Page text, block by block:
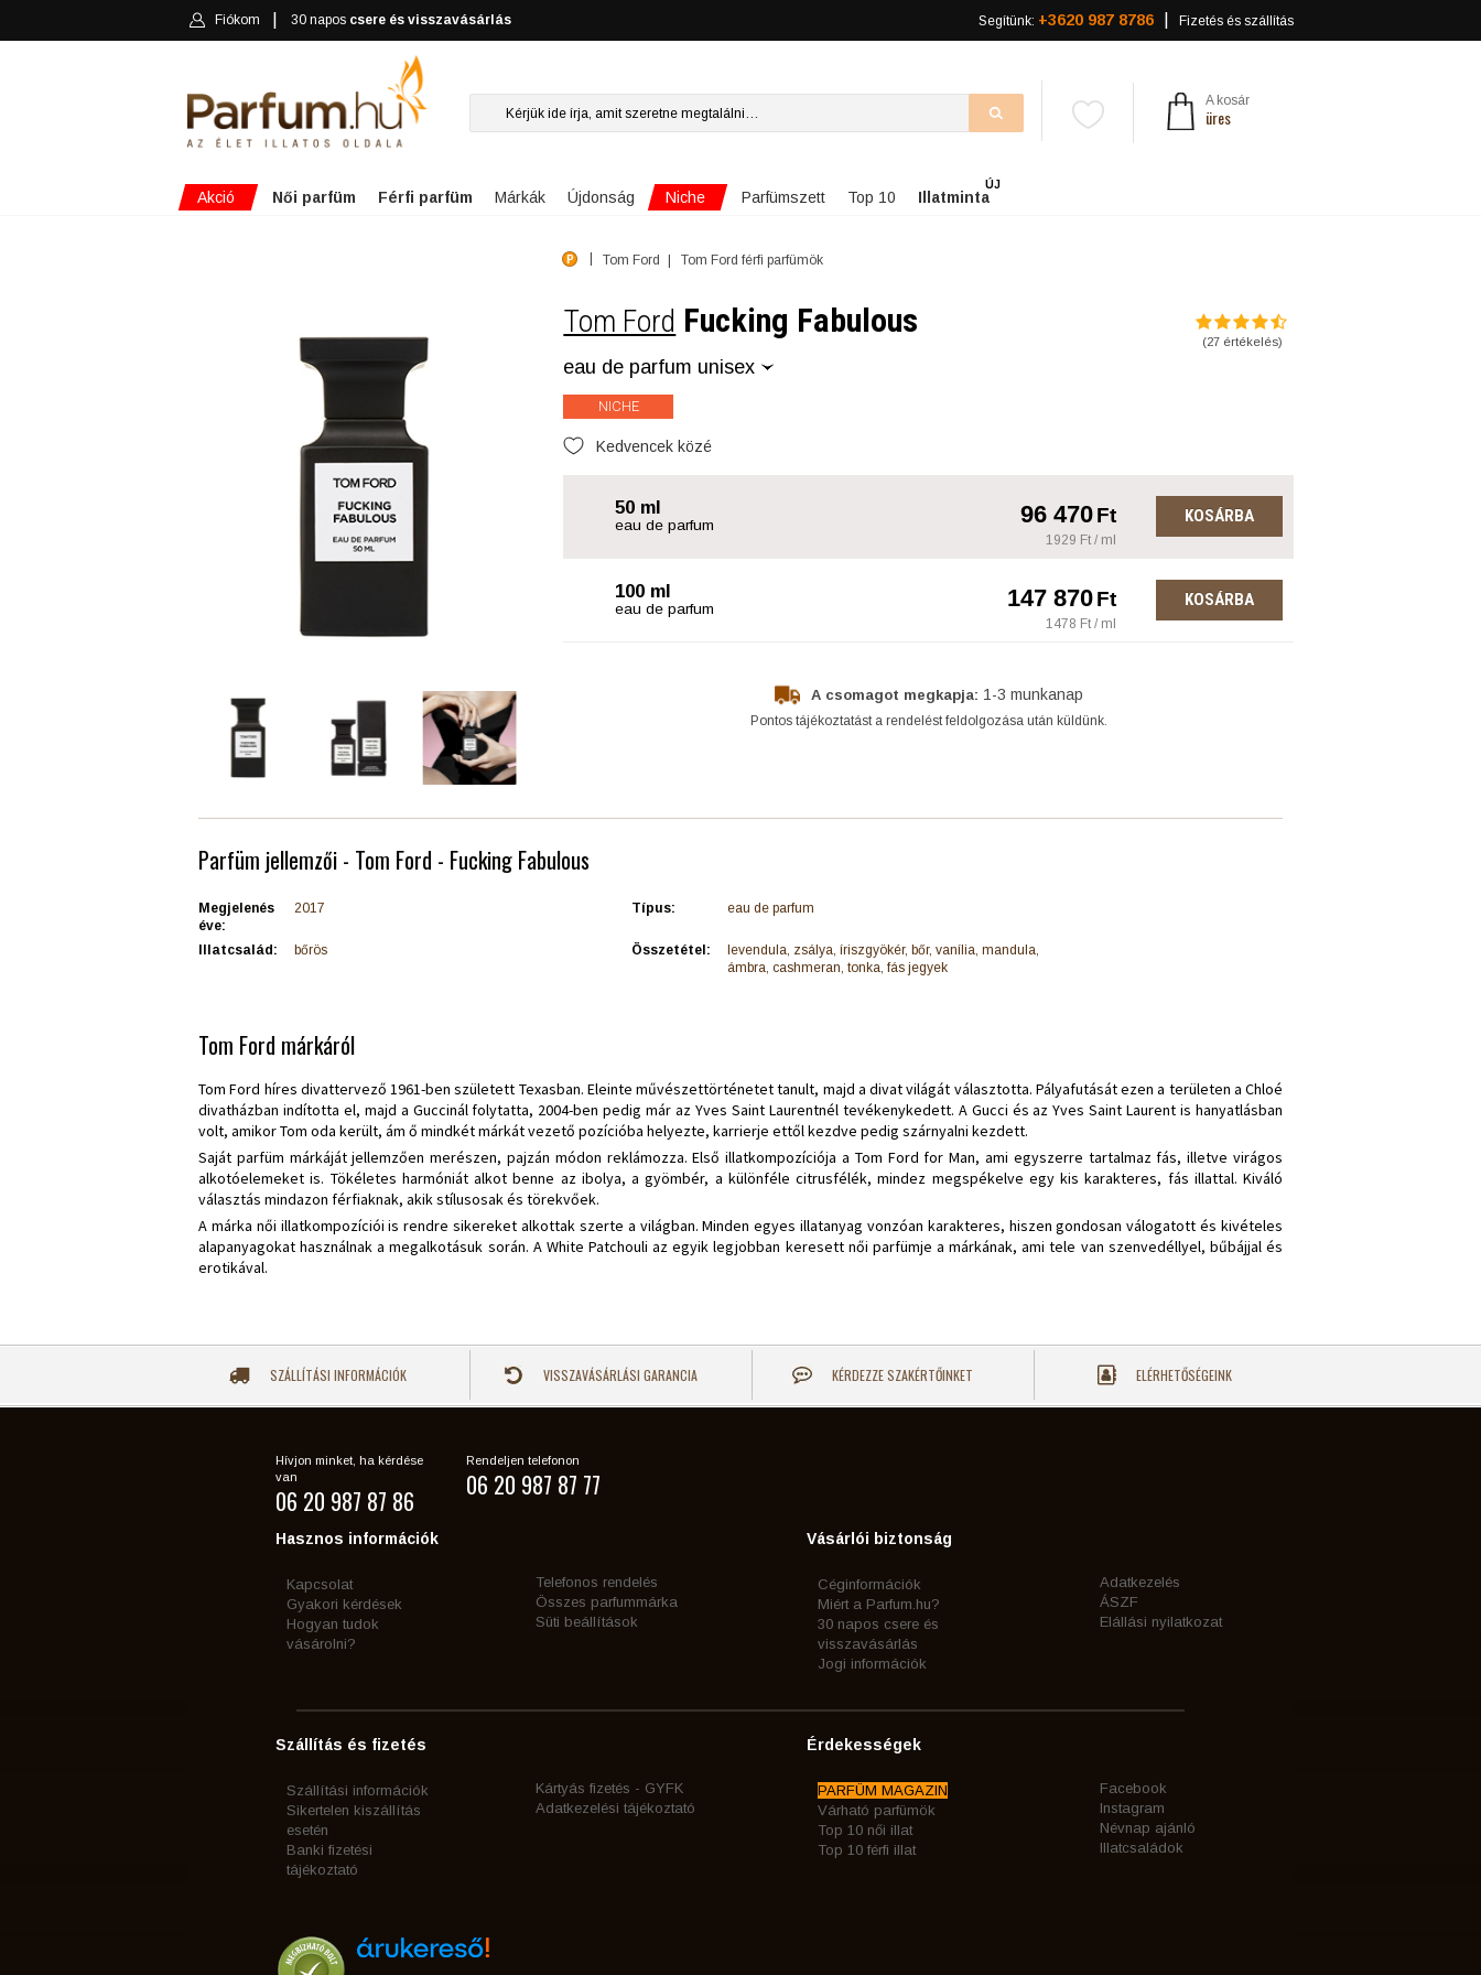
Fiókom 30 napos csere és visszavásárlás Segítünk: +3620 987 8786 Fizetés és szállítás
A kosár
üres
Akció Női parfüm Férfi parfüm Márkák Újdonság Niche Parfümszett Top 10 Illatminta
ÚJ
Tom Ford Tom Ford férfi parfümök
Tom Ford Fucking Fabulous
eau de parfum unisex
NICHE
Kedvencek közé
(27értékelés)
50 ml
eau de parfum 96 470Ft
1929 Ft / ml
KOSÁRBA
100 ml
eau de parfum 147 870Ft
1478 Ft / ml
KOSÁRBA
A csomagot megkapja: 1-3 munkanap
Pontos tájékoztatást a rendelést feldolgozása után küldünk.
Parfüm jellemzői - Tom Ford - Fucking Fabulous
Megjelenés
éve:
2017 Típus: eau de parfum
Illatcsalád: bőrös Összetétel:
levendula, zsálya, íriszgyökér, bőr, vanília, mandula,
ámbra, cashmeran, tonka, fás jegyek
Tom Ford márkáról
Tom Ford híres divattervező 1961-ben született Texasban. Eleinte művészettörténetet tanult, majd a divat világát választotta. Pályafutását ezen a területen a Chloé
divatházban indította el, majd a Guccinál folytatta, 2004-ben pedig már az Yves Saint Laurentnél tevékenykedett. A Gucci és az Yves Saint Laurent is hanyatlásban
volt, amikor Tom oda került, ám ő mindkét márkát vezető pozícióba helyezte, karrierje ettől kezdve pedig szárnyalni kezdett.
Saját parfüm márkáját jellemzően merészen, pajzán módon reklámozza. Első illatkompozíciója a Tom Ford for Man, ami egyszerre tartalmaz fás, illetve virágos
alkotóelemeket is. Tökéletes harmóniát alkot benne az ibolya, a gyömbér, a különféle citrusfélék, mindez megspékelve egy kis karakteres, fás illattal. Kiváló
választás mindazon férfiaknak, akik stílusosak és törekvőek.
A márka női illatkompozíciói is rendre sikereket alkottak szerte a világban. Minden egyes illatanyag vonzóan karakteres, hiszen gondosan válogatott és kivételes
alapanyagokat használnak a megalkotásuk során. A White Patchouli az egyik legjobban keresett női parfümje a márkának, ami tele van szenvedéllyel, bűbájjal és
erotikával.
SZÁLLÍTÁSI INFORMÁCIÓK VISSZAVÁSÁRLÁSI GARANCIA KÉRDEZZE SZAKÉRTŐINKET ELÉRHETŐSÉGEINK
Hívjon minket, ha kérdése
van
06 20 987 87 86
Rendeljen telefonon
06 20 987 87 77
Hasznos információk
Kapcsolat
Gyakori kérdések
Hogyan tudok
vásárolni?
Telefonos rendelés
Összes parfummárka
Süti beállítások
Vásárlói biztonság
Céginformációk
Miért a Parfum.hu?
30 napos csere és
visszavásárlás
Jogi információk
Adatkezelés
ÁSZF
Elállási nyilatkozat
Szállítás és fizetés
Szállítási információk
Sikertelen kiszállítás
esetén
Banki fizetési
tájékoztató
Kártyás fizetés - GYFK
Adatkezelési tájékoztató
Érdekességek
PARFÜM MAGAZIN
Várható parfümök
Top 10 női illat
Top 10 férfi illat
Facebook
Instagram
Névnap ajánló
Illatcsaládok